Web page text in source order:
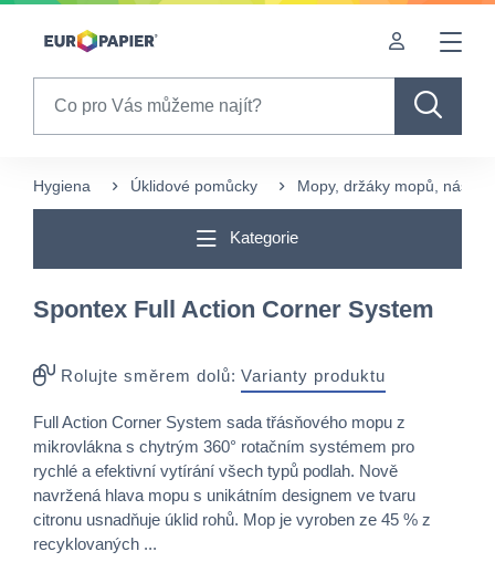
Table Of Content
Hygiena Úklidové pomůcky Mopy, držáky mopů,
Kategorie
Spontex Full Action Corner System
Rolujte směrem dolů: Varianty produktu
Full Action Corner System sada třásňového mopu z
mikrovlákna s chytrým 360° rotačním systémem pro
rychlé a efektivní vytírání všech typů podlah. Nově
navržená hlava mopu s unikátním designem ve tvaru
citronu usnadňuje úklid rohů. Mop je vyroben ze 45 % z
recyklovaných ...